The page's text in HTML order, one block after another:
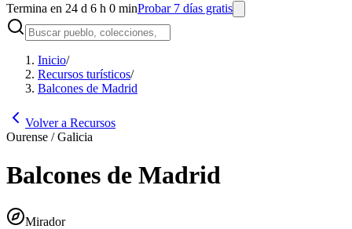
Termina en 24 d 6 h 0 minProbar 7 días gratis
Inicio/
Recursos turísticos/
Balcones de Madrid
Volver a Recursos
Ourense / Galicia
Balcones de Madrid
Mirador